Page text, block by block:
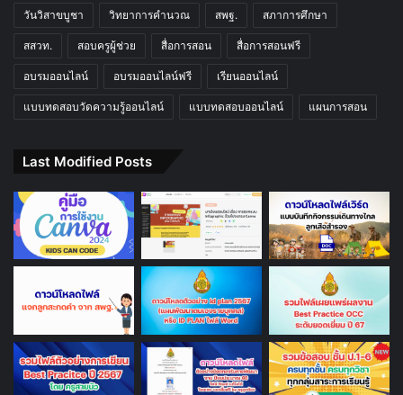
วันวิสาขบูชา วิทยาการคำนวณ สพฐ. สภาการศึกษา
สสวท. สอบครูผู้ช่วย สื่อการสอน สื่อการสอนฟรี
อบรมออนไลน์ อบรมออนไลน์ฟรี เรียนออนไลน์
แบบทดสอบวัดความรู้ออนไลน์ แบบทดสอบออนไลน์ แผนการสอน
Last Modified Posts